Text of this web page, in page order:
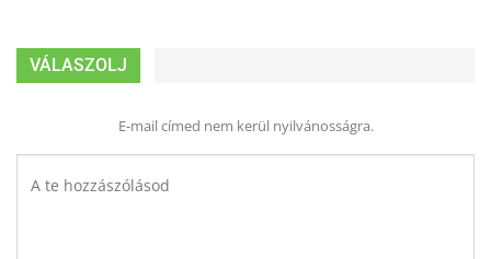
VÁLASZOLJ
E-mail címed nem kerül nyilvánosságra.